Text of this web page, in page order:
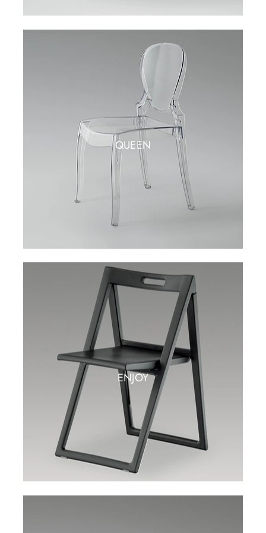
QUEEN
ENJOY